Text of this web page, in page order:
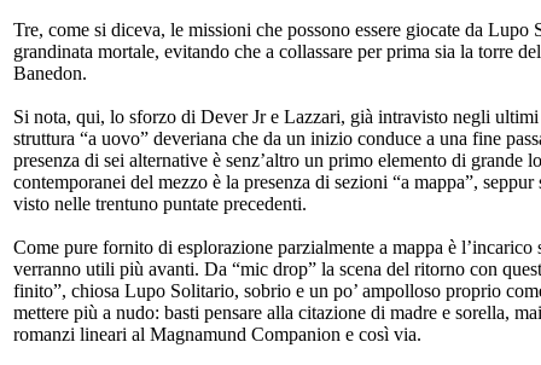
Tre, come si diceva, le missioni che possono essere giocate da
grandinata mortale, evitando che a collassare per prima sia la torre
Banedon.
Si nota, qui, lo sforzo di Dever Jr e Lazzari, già intravisto negli
struttura “a uovo” deveriana che da un inizio conduce a una fine
presenza di sei alternative è senz’altro un primo elemento di
contemporanei del mezzo è la presenza di sezioni “a mappa”,
visto nelle trentuno puntate precedenti.
Come pure fornito di esplorazione parzialmente a mappa è
verranno utili più avanti. Da “mic drop” la scena del ritorno con
finito”, chiosa Lupo Solitario, sobrio e un po’ ampolloso proprio
mettere più a nudo: basti pensare alla citazione di madre e sorella,
romanzi lineari al Magnamund Companion e così via.